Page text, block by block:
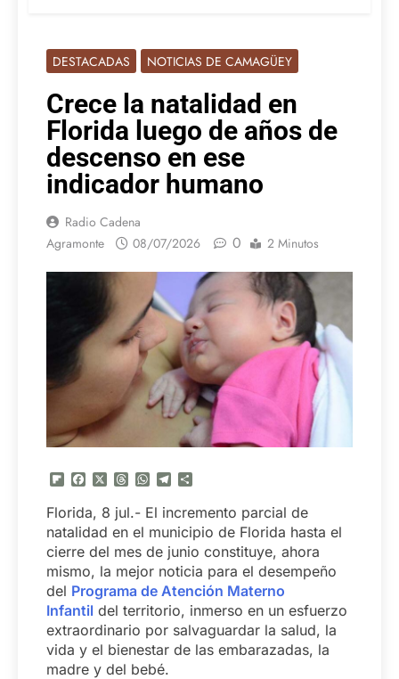
DESTACADAS NOTICIAS DE CAMAGÜEY
Crece la natalidad en
Florida luego de años de
descenso en ese
indicador humano
Radio Cadena
Agramonte
08/07/2026 0 2 Minutos
Flipboard
Facebook
X Threads
WhatsApp
Telegram
Florida, 8 jul.- El incremento parcial de
natalidad en el municipio de Florida hasta el
cierre del mes de junio constituye, ahora
mismo, la mejor noticia para el desempeño
del Programa de Atención Materno
Infantil del territorio, inmerso en un esfuerzo
extraordinario por salvaguardar la salud, la
vida y el bienestar de las embarazadas, la
madre y del bebé.